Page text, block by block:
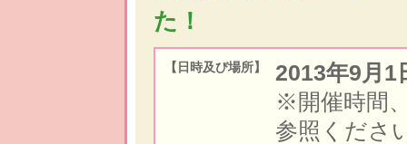
た！
【日時及び場所】
2013年9月
※開催時間
参照くださ